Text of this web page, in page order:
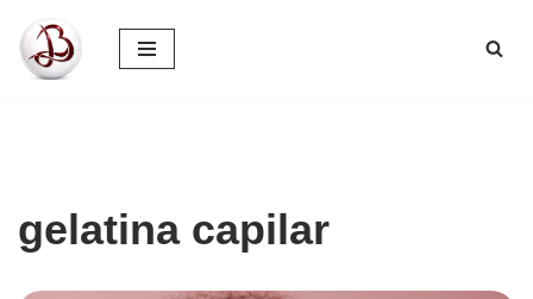
Pular
gelatina capilar